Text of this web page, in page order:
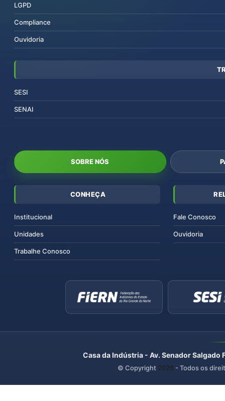
LGPD
Compliance
Ouvidoria
SESI
SENAI
SOBRE NÓS
CONHEÇA
Institucional
Unidades
Trabalhe Conosco
Fale Conosco
Ouvidoria
Casa da Indústria - Av. Senador
© Copyright 2026 - Todos os